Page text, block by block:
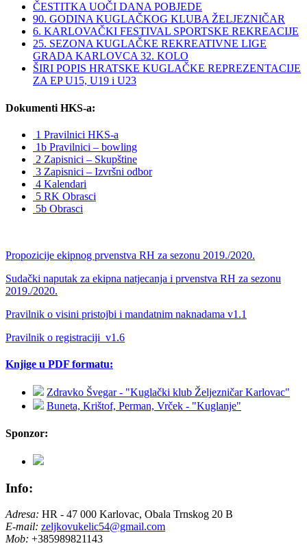
ČESTITKA UOČI DANA POBJEDE
90. GODINA KUGLAČKOG KLUBA ŽELJEZNIČAR
6. KARLOVAČKI FESTIVAL SPORTSKE REKREACIJE
25. SEZONA KUGLAČKE REKREATIVNE LIGE
GRADA KARLOVCA 32. KOLO
ŠIRI POPIS HRATSKE KUGLAČKE REPREZENTACIJE
ZA EP U15, U19 i U23
Dokumenti HKS-a:
1 Pravilnici HKS-a
1b Pravilnici – bowling
2 Zapisnici – Skupštine
3 Zapisnici – Izvršni odbor
4 Kalendari
5 RK Obrasci
5b Obrasci
Propozicije ekipnog prvenstva RH za sezonu 2019./2020.
Sudački naputak za ekipna natjecanja i prvenstva RH za sezonu
2019./2020.
Pravilnik o visini pristojbi i mandatnim naknadama v1.1
Pravilnik o registraciji_v1.6
Knjige u PDF formatu:
Zdravko Švegar - "Kuglački klub Željezničar Karlovac"
Buneta, Krištof, Perman, Vrček - "Kuglanje"
Sponzor:
Info:
Adresa: HR - 47 000 Karlovac, Obala Trnskog 20 B
E-mail: zeljkovukelic54@gmail.com
Mob: +385989821143